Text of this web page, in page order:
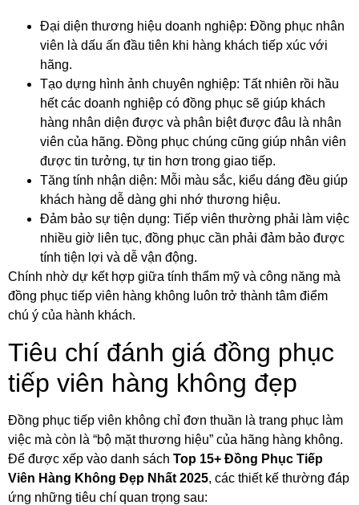
Đại diện thương hiệu doanh nghiệp: Đồng phục nhân
viên là dấu ấn đầu tiên khi hàng khách tiếp xúc với
hãng.
Tạo dựng hình ảnh chuyên nghiệp: Tất nhiên rồi hầu
hết các doanh nghiệp có đồng phục sẽ giúp khách
hàng nhân diện được và phân biệt được đâu là nhân
viên của hãng. Đồng phục chúng cũng giúp nhân viên
được tin tưởng, tự tin hơn trong giao tiếp.
Tăng tính nhận diện: Mỗi màu sắc, kiểu dáng đều giúp
khách hàng dễ dàng ghi nhớ thương hiệu.
Đảm bảo sự tiện dụng: Tiếp viên thường phải làm việc
nhiều giờ liên tục, đồng phục cần phải đảm bảo được
tính tiện lợi và dễ vận động.
Chính nhờ dự kết hợp giữa tính thẩm mỹ và công năng mà
đồng phục tiếp viên hàng không luôn trở thành tâm điểm
chú ý của hành khách.
Tiêu chí đánh giá đồng phục
tiếp viên hàng không đẹp
Đồng phục tiếp viên không chỉ đơn thuần là trang phục làm
việc mà còn là “bộ mặt thương hiệu” của hãng hàng không.
Để được xếp vào danh sách Top 15+ Đồng Phục Tiếp
Viên Hàng Không Đẹp Nhất 2025, các thiết kế thường đáp
ứng những tiêu chí quan trọng sau: